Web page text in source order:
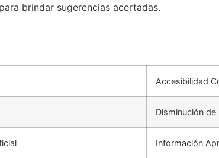
brindar sugerencias acertadas.
Accesibilidad
Disminución de
Información